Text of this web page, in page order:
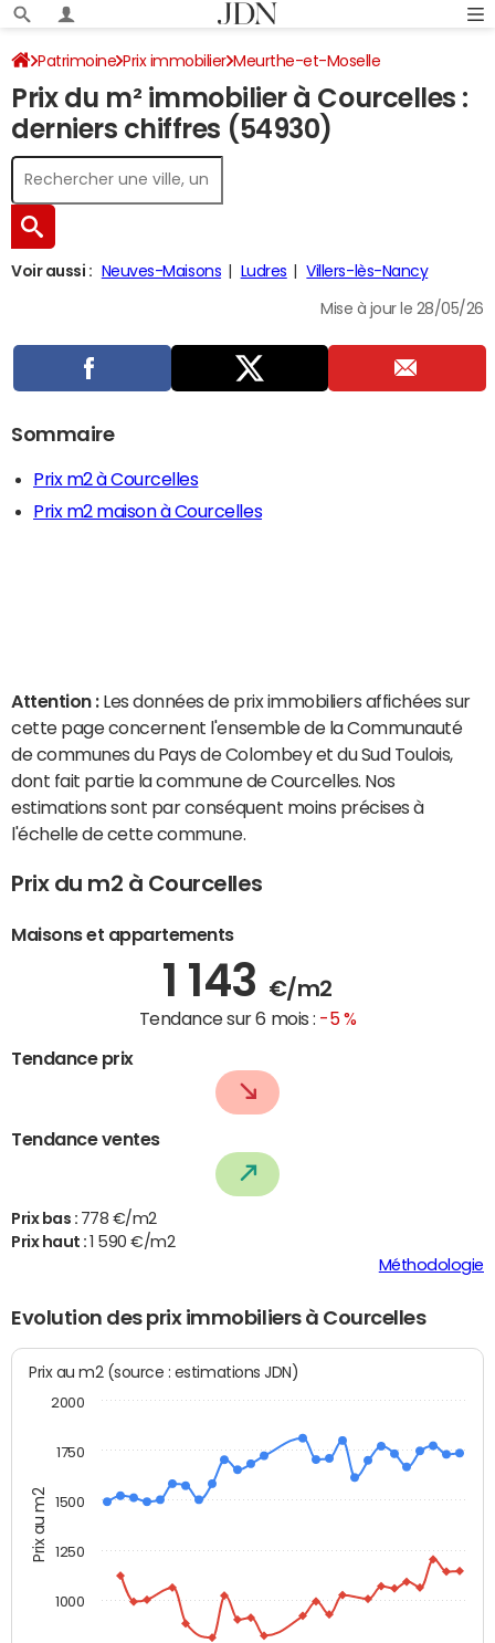
Patrimoine Prix immobilier Meurthe-et-Moselle
Courcelles
Prix du m² immobilier à Courcelles :
derniers chiffres (54930)
Voir aussi : Neuves-Maisons Ludres Villers-lès-Nancy
Mise à jour le 28/05/26
Sommaire
Prix m2 à Courcelles
Prix m2 maison à Courcelles
Attention : Les données de prix immobiliers affichées sur
cette page concernent l'ensemble de la Communauté
de communes du Pays de Colombey et du Sud Toulois,
dont fait partie la commune de Courcelles. Nos
estimations sont par conséquent moins précises à
l'échelle de cette commune.
Prix du m2 à Courcelles
Maisons et appartements
1 143 €/m2
Tendance sur 6 mois : -5 %
Tendance prix
Tendance ventes
Prix bas : 778 €/m2
Prix haut :
1 590 €/m2
Méthodologie
Evolution des prix immobiliers à Courcelles
Prix au m2
Prix au m2 (source : estimations JDN)
1000
1250
1500
1750
2000